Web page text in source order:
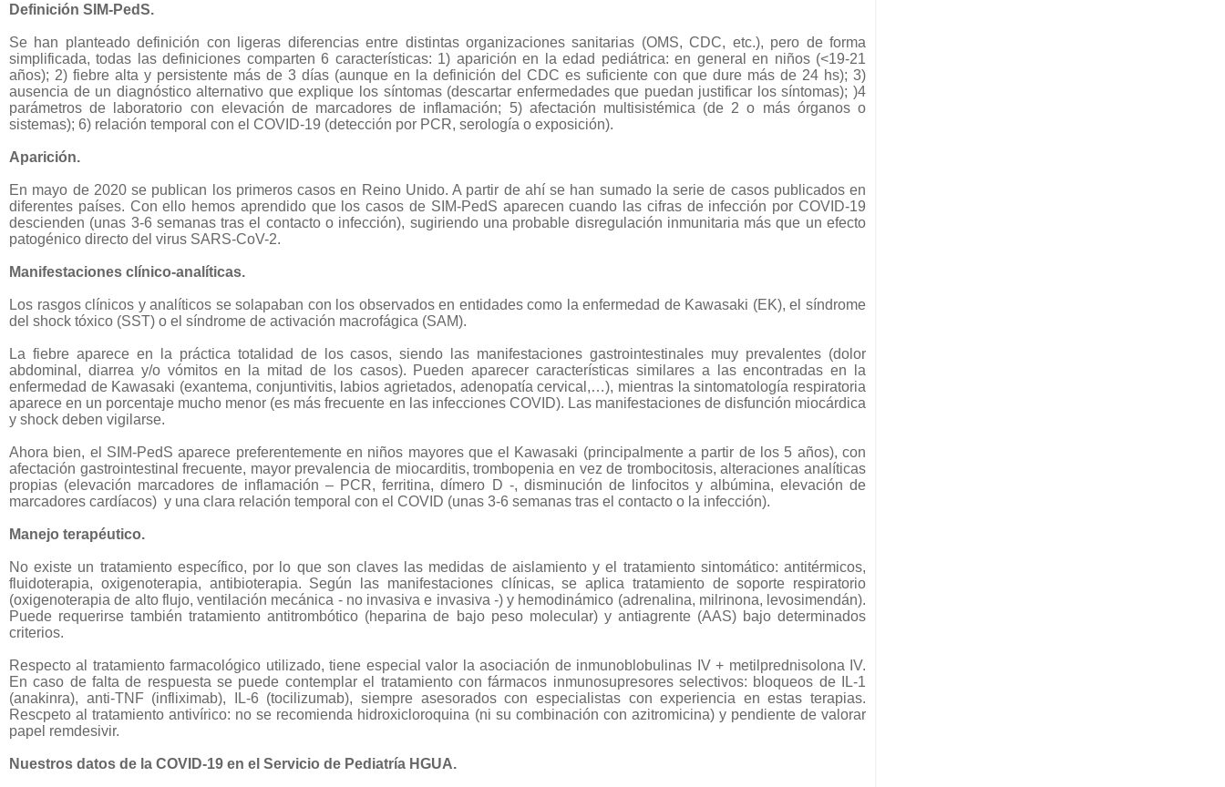
Definición SIM-PedS.
Se han planteado definición con ligeras diferencias entre distintas organizaciones sanitarias (OMS, CDC, etc.), pero de forma
simplificada, todas las definiciones comparten 6 características: 1) aparición en la edad pediátrica: en general en niños (<19-21
años); 2) fiebre alta y persistente más de 3 días (aunque en la definición del CDC es suficiente con que dure más de 24 hs); 3)
ausencia de un diagnóstico alternativo que explique los síntomas (descartar enfermedades que puedan justificar los síntomas); )4
parámetros de laboratorio con elevación de marcadores de inflamación; 5) afectación multisistémica (de 2 o más órganos o
sistemas); 6) relación temporal con el COVID-19 (detección por PCR, serología o exposición).
Aparición.
En mayo de 2020 se publican los primeros casos en Reino Unido. A partir de ahí se han sumado la serie de casos publicados en
diferentes países. Con ello hemos aprendido que los casos de SIM-PedS aparecen cuando las cifras de infección por COVID-19
descienden (unas 3-6 semanas tras el contacto o infección), sugiriendo una probable disregulación inmunitaria más que un efecto
patogénico directo del virus SARS-CoV-2.
Manifestaciones clínico-analíticas.
Los rasgos clínicos y analíticos se solapaban con los observados en entidades como la enfermedad de Kawasaki (EK), el síndrome
del shock tóxico (SST) o el síndrome de activación macrofágica (SAM).
La fiebre aparece en la práctica totalidad de los casos, siendo las manifestaciones gastrointestinales muy prevalentes (dolor
abdominal, diarrea y/o vómitos en la mitad de los casos). Pueden aparecer características similares a las encontradas en la
enfermedad de Kawasaki (exantema, conjuntivitis, labios agrietados, adenopatía cervical,…), mientras la sintomatología respiratoria
aparece en un porcentaje mucho menor (es más frecuente en las infecciones COVID). Las manifestaciones de disfunción miocárdica
y shock deben vigilarse.
Ahora bien, el SIM-PedS aparece preferentemente en niños mayores que el Kawasaki (principalmente a partir de los 5 años), con
afectación gastrointestinal frecuente, mayor prevalencia de miocarditis, trombopenia en vez de trombocitosis, alteraciones analíticas
propias (elevación marcadores de inflamación – PCR, ferritina, dímero D -, disminución de linfocitos y albúmina, elevación de
marcadores cardíacos) y una clara relación temporal con el COVID (unas 3-6 semanas tras el contacto o la infección).
Manejo terapéutico.
No existe un tratamiento específico, por lo que son claves las medidas de aislamiento y el tratamiento sintomático: antitérmicos,
fluidoterapia, oxigenoterapia, antibioterapia. Según las manifestaciones clínicas, se aplica tratamiento de soporte respiratorio
(oxigenoterapia de alto flujo, ventilación mecánica - no invasiva e invasiva -) y hemodinámico (adrenalina, milrinona, levosimendán).
Puede requerirse también tratamiento antitrombótico (heparina de bajo peso molecular) y antiagrente (AAS) bajo determinados
criterios.
Respecto al tratamiento farmacológico utilizado, tiene especial valor la asociación de inmunoblobulinas IV + metilprednisolona IV.
En caso de falta de respuesta se puede contemplar el tratamiento con fármacos inmunosupresores selectivos: bloqueos de IL-1
(anakinra), anti-TNF (infliximab), IL-6 (tocilizumab), siempre asesorados con especialistas con experiencia en estas terapias.
Rescpeto al tratamiento antivírico: no se recomienda hidroxicloroquina (ni su combinación con azitromicina) y pendiente de valorar
papel remdesivir.
Nuestros datos de la COVID-19 en el Servicio de Pediatría HGUA.